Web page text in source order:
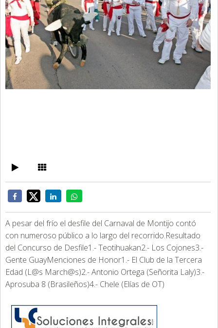
A pesar del frío el desfile del Carnaval de Montijo contó
con numeroso público a lo largo del recorrido.Resultado
del Concurso de Desfile1.- Teotihuakan2.- Los Cojones3.-
Gente GuayMenciones de Honor1.- El Club de la Tercera
Edad (L@s March@s)2.- Antonio Ortega (Señorita Laly)3.-
Aprosuba 8 (Brasileños)4.- Chele (Elías de OT)